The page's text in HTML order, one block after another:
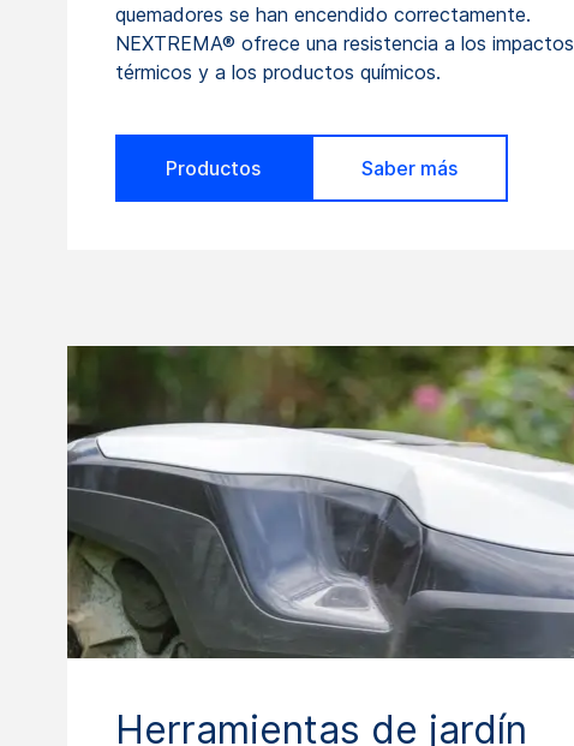
quemadores se han encendido correctamente.
NEXTREMA® ofrece una resistencia a los impactos
térmicos y a los productos químicos.
Productos Saber más
Herramientas de jardín